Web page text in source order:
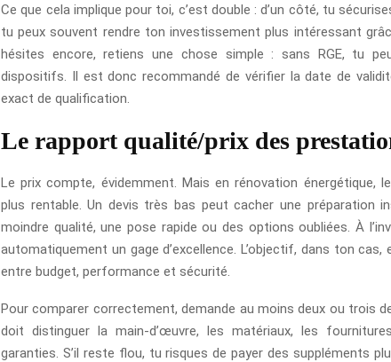
Ce que cela implique pour toi, c’est double : d’un côté, tu
tu peux souvent rendre ton investissement plus intéressant
hésites encore, retiens une chose simple : sans RGE, tu
dispositifs. Il est donc recommandé de vérifier la date de
exact de qualification.
Le rapport qualité/prix des
Le prix compte, évidemment. Mais en rénovation énergétique,
plus rentable. Un devis très bas peut cacher une préparation
moindre qualité, une pose rapide ou des options oubliées. À
automatiquement un gage d’excellence. L’objectif, dans ton
entre budget, performance et sécurité.
Pour comparer correctement, demande au moins deux ou trois
doit distinguer la main-d’œuvre, les matériaux, les
garanties. S’il reste flou, tu risques de payer des suppléments